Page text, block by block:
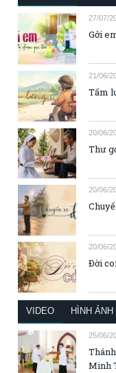
27/07/
Gởi
21/06/
Tấm
20/06/
Thư
20/06/
20/06/
Đời
VIDEO HÌNH ẢNH
25/06/
Minh